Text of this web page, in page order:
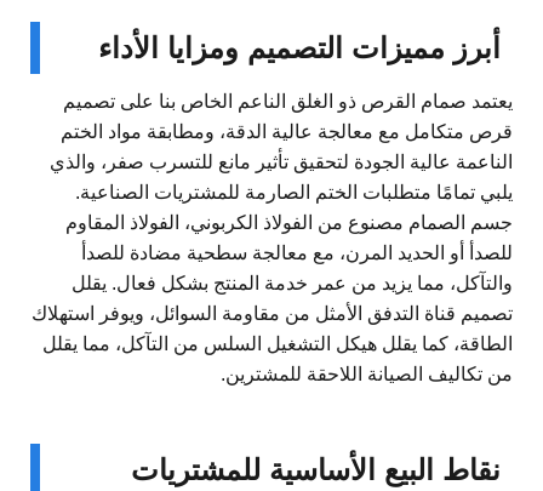
أبرز مميزات التصميم ومزايا الأداء
يعتمد صمام القرص ذو الغلق الناعم الخاص بنا على تصميم
قرص متكامل مع معالجة عالية الدقة، ومطابقة مواد الختم
الناعمة عالية الجودة لتحقيق تأثير مانع للتسرب صفر، والذي
يلبي تمامًا متطلبات الختم الصارمة للمشتريات الصناعية.
جسم الصمام مصنوع من الفولاذ الكربوني، الفولاذ المقاوم
للصدأ أو الحديد المرن، مع معالجة سطحية مضادة للصدأ
والتآكل، مما يزيد من عمر خدمة المنتج بشكل فعال. يقلل
تصميم قناة التدفق الأمثل من مقاومة السوائل، ويوفر استهلاك
الطاقة، كما يقلل هيكل التشغيل السلس من التآكل، مما يقلل
من تكاليف الصيانة اللاحقة للمشترين.
نقاط البيع الأساسية للمشتريات